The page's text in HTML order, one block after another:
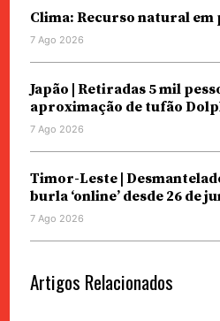
Clima: Recurso natural em
7 Ago 2026
Japão | Retiradas 5 mil
aproximação de tufão
7 Ago 2026
Timor-Leste |
burla ‘online’ desde 26 de
7 Ago 2026
Artigos Relacionados